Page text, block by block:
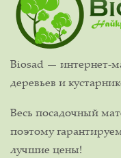
Biosad — интернет-
деревьев и
Весь посадочный
поэтому
лучшие цены!